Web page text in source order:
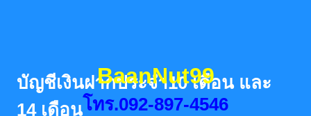
content
BaanNut99
โทร.092-897-4546
บัญชีเงินฝากประจำ10 เดือน และ
14 เดือน